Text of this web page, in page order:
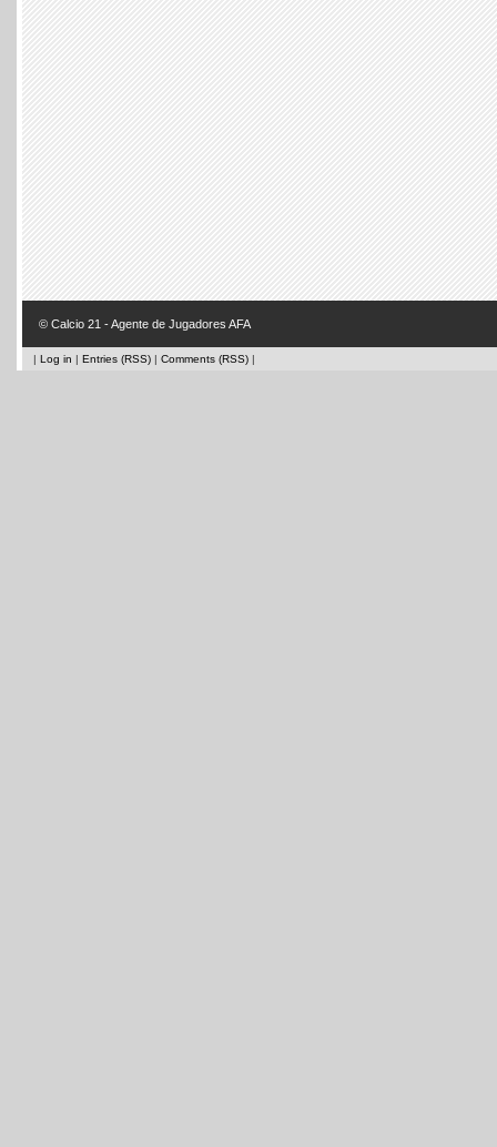
© Calcio 21 - Agente de Jugadores AFA
| Log in | Entries (RSS) | Comments (RSS) |